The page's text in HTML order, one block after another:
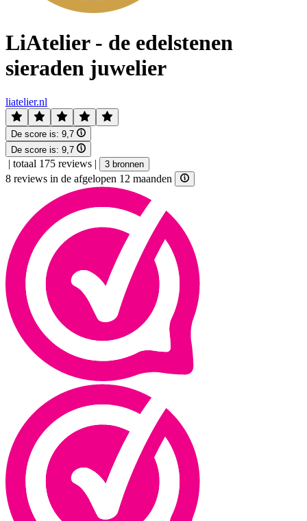
LiAtelier - de edelstenen
sieraden juwelier
liatelier.nl
De score is: 9,7
De score is: 9,7
| totaal 175 reviews | 3 bronnen
8 reviews in de afgelopen 12 maanden